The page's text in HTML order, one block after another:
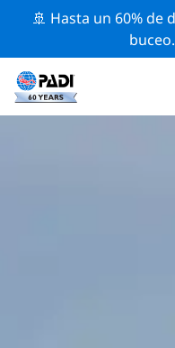
🚢 Hasta un 60% de
buceo.